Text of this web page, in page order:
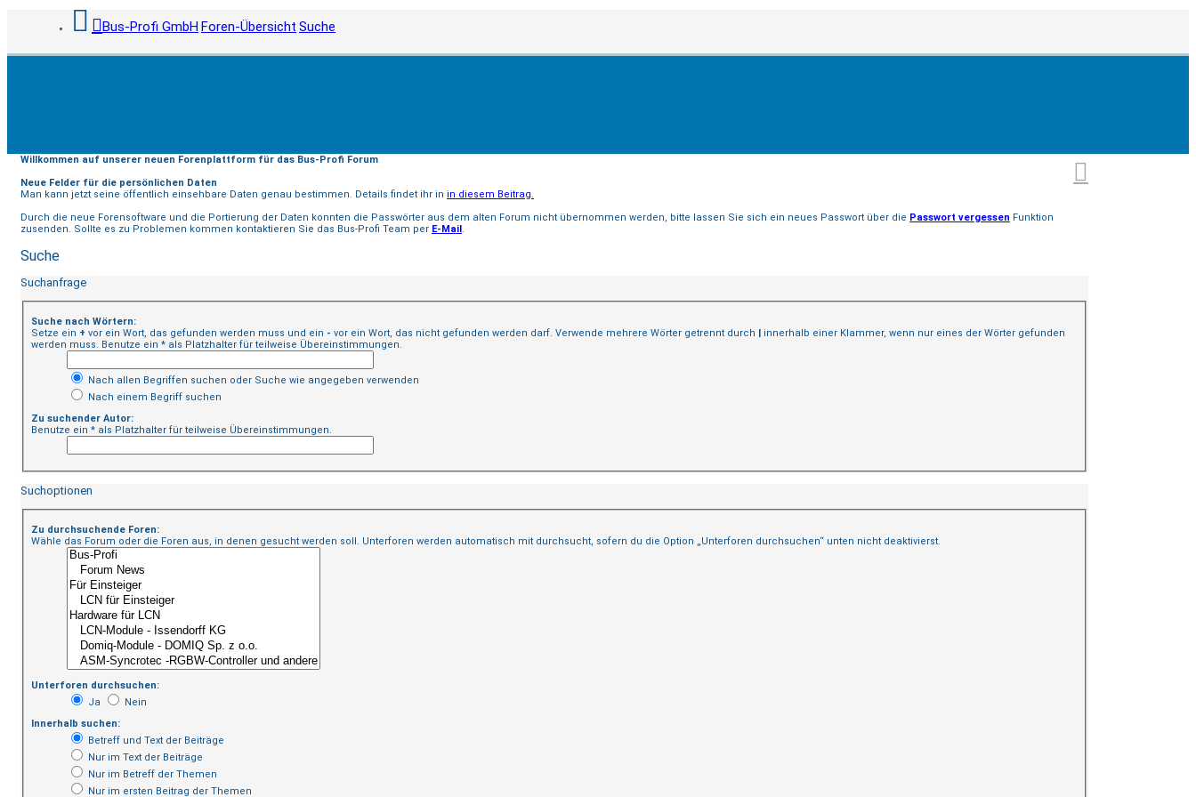
Bus-Profi GmbH Foren-Übersicht Suche
Willkommen auf unserer neuen Forenplattform für das Bus-Profi Forum
Neue Felder für die persönlichen Daten
Man kann jetzt seine öffentlich einsehbare Daten genau bestimmen. Details findet ihr in in diesem Beitrag.
Durch die neue Forensoftware und die Portierung der Daten konnten die Passwörter aus dem alten Forum nicht übernommen werden, bitte lassen Sie sich ein neues Passwort über die Passwort vergessen Funktion
zusenden. Sollte es zu Problemen kommen kontaktieren Sie das Bus-Profi Team per E-Mail.
Suche
Suchanfrage
Suche nach Wörtern:
Setze ein + vor ein Wort, das gefunden werden muss und ein - vor ein Wort, das nicht gefunden werden darf. Verwende mehrere Wörter getrennt durch
innerhalb einer Klammer, wenn nur eines der Wörter gefunden
werden muss. Benutze ein * als Platzhalter für teilweise Übereinstimmungen.
Nach allen Begriffen suchen oder Suche wie angegeben verwenden
Nach einem Begriff suchen
Zu suchender Autor:
Benutze ein * als Platzhalter für teilweise Übereinstimmungen.
Suchoptionen
Zu durchsuchende Foren:
Wähle das Forum oder die Foren aus, in denen gesucht werden soll. Unterforen werden automatisch mit durchsucht, sofern du die Option „Unterforen durchsuchen“ unten nicht deaktivierst.
Unterforen durchsuchen:
Ja
Nein
Innerhalb suchen:
Betreff und Text der Beiträge
Nur im Text der Beiträge
Nur im Betreff der Themen
Nur im ersten Beitrag der Themen